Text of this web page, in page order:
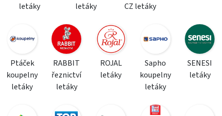
letáky
letáky
CZ letáky
Ptáček
koupelny
letáky
RABBIT
řeznictví
letáky
ROJAL
letáky
Sapho
koupelny
letáky
SENESI
letáky